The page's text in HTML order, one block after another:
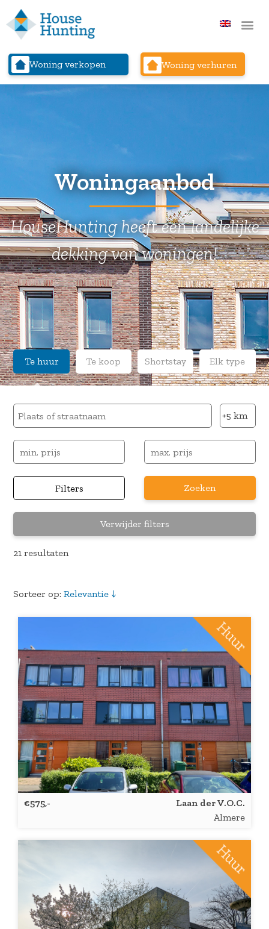
Woning verkopen Woning verhuren
Woningaanbod
HouseHunting heeft een landelijke
dekking van woningen!
Te huur Te koop Shortstay Elk type
Filters Zoeken
Verwijder filters
21 resultaten
Sorteer op:
Laan der V.O.C.
Almere
€575,-